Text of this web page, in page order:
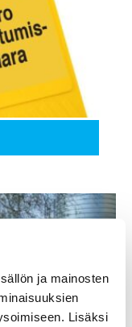
ja mainosten
Lisäksi